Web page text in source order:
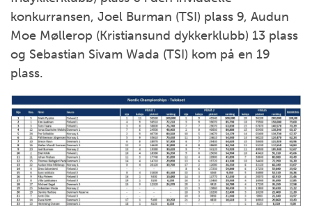
konkurransen, Joel Burman (TSI) plass 9, Audun
Moe Møllerop (Kristiansund dykkerklubb) 13 plass
og Sebastian Sivam Wada (TSI) kom på en 19
plass.